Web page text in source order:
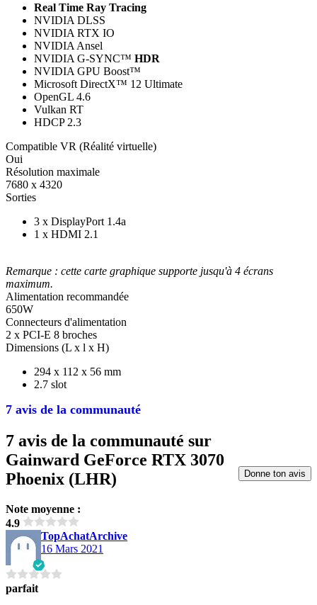
7 avis de la communauté
Real Time Ray Tracing
NVIDIA DLSS
NVIDIA RTX IO
NVIDIA Ansel
NVIDIA G-SYNC™ HDR
NVIDIA GPU Boost™
Microsoft DirectX™ 12 Ultimate
OpenGL 4.6
Vulkan RT
HDCP 2.3
Compatible VR (Réalité virtuelle)
Oui
Résolution maximale
7680 x 4320
Sorties
3 x DisplayPort 1.4a
1 x HDMI 2.1
Remarque : cette carte graphique supporte jusqu'à 4 écrans
maximum.
Alimentation recommandée
650W
Connecteurs d'alimentation
2 x PCI-E 8 broches
Dimensions (L x l x H)
294 x 112 x 56 mm
2.7 slot
7 avis de la communauté sur
Gainward GeForce RTX 3070
Phoenix (LHR)
Note moyenne :
4.9
Donne ton avis
TopAchatArchive
16 Mars 2021
parfait